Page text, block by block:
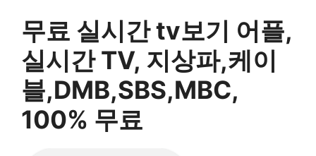
무료 실시간 tv보기 어플,
실시간 TV, 지상파,케이
블,DMB,SBS,MBC,
100% 무료